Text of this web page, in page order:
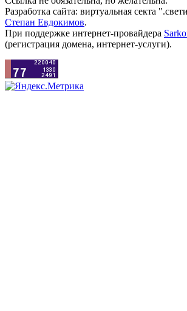
Разработка сайта: виртуальная секта
Степан Евдокимов.
При поддержке интернет-провайдера
(регистрация домена, интернет-услуги).